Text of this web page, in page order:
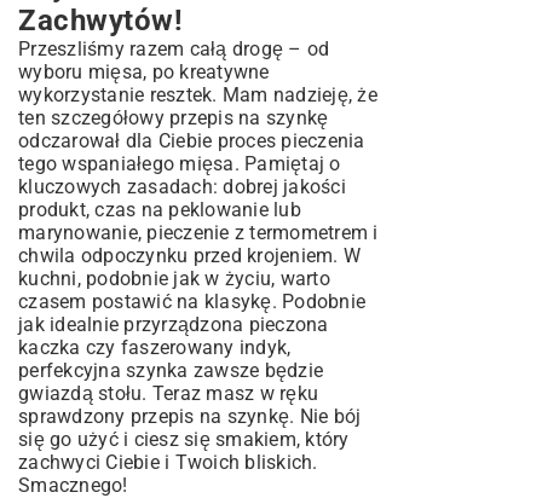
Zachwytów!
Przeszliśmy razem całą drogę – od
wyboru mięsa, po kreatywne
wykorzystanie resztek. Mam nadzieję, że
ten szczegółowy przepis na szynkę
odczarował dla Ciebie proces pieczenia
tego wspaniałego mięsa. Pamiętaj o
kluczowych zasadach: dobrej jakości
produkt, czas na peklowanie lub
marynowanie, pieczenie z termometrem i
chwila odpoczynku przed krojeniem. W
kuchni, podobnie jak w życiu, warto
czasem postawić na klasykę. Podobnie
jak idealnie przyrządzona pieczona
kaczka czy faszerowany indyk,
perfekcyjna szynka zawsze będzie
gwiazdą stołu. Teraz masz w ręku
sprawdzony przepis na szynkę. Nie bój
się go użyć i ciesz się smakiem, który
zachwyci Ciebie i Twoich bliskich.
Smacznego!